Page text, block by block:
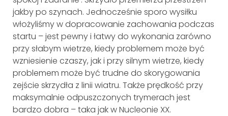
jakby po szynach. Jednocześnie sporo wysiłku
włożyliśmy w dopracowanie zachowania podczas
startu – jest pewny i łatwy do wykonania zarówno
przy słabym wietrze, kiedy problemem może być
wzniesienie czaszy, jak i przy silnym wietrze, kiedy
problemem może być trudne do skorygowania
zejście skrzydła z linii wiatru. Także prędkość przy
maksymalnie odpuszczonych trymerach jest
bardzo dobra – taka jak w Nucleonie XX.